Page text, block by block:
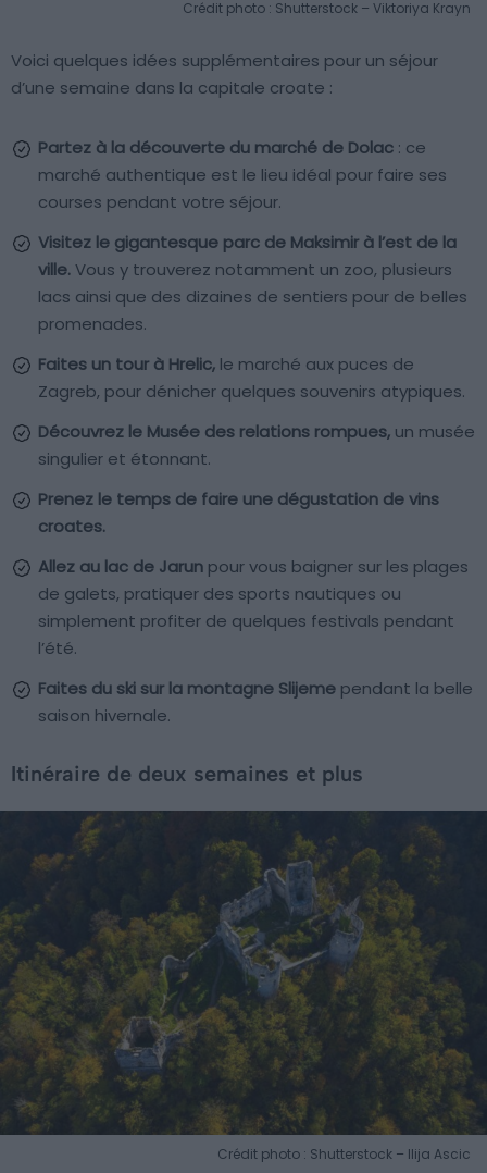
Crédit photo : Shutterstock – Viktoriya Krayn
Voici quelques idées supplémentaires pour un séjour
d’une semaine dans la capitale croate :
Partez à la découverte du marché de Dolac : ce
marché authentique est le lieu idéal pour faire ses
courses pendant votre séjour.
Visitez le gigantesque parc de Maksimir à l’est de la
ville.Vous y trouverez notamment un zoo, plusieurs
lacs ainsi que des dizaines de sentiers pour de belles
promenades.
Faites un tour à Hrelic, le marché aux puces de
Zagreb, pour dénicher quelques souvenirs atypiques.
Découvrez le Musée des relations rompues, un musée
singulier et étonnant.
Prenez le temps de faire une dégustation de vins
croates.
Allez au lac de Jarun pour vous baigner sur les plages
de galets, pratiquer des sports nautiques ou
simplement profiter de quelques festivals pendant
l’été.
Faites du ski sur la montagne Slijeme pendant la belle
saison hivernale.
Itinéraire de deux semaines et plus
Crédit photo : Shutterstock – Ilija Ascic